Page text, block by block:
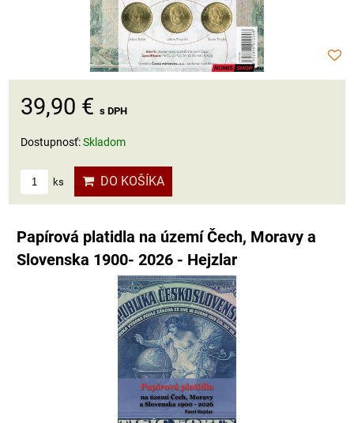
39,90 € s DPH
Dostupnosť:Skladom
ks DO KOŠÍKA
Papírová platidla na území Čech, Moravy a
Slovenska 1900- 2026 - Hejzlar